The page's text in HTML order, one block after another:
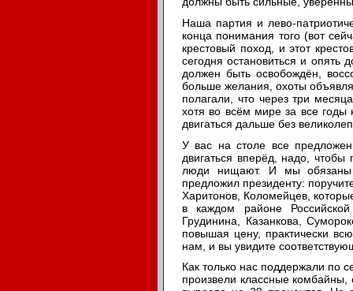
Наша партия и лево-
конца понимания того (вот
крестовый поход, и этот
сегодня остановиться и опять
должен быть освобождён,
больше желания, охоты
полагали, что через три
хотя во всём мире за все
двигаться дальше без
У вас на столе все
двигаться вперёд, надо, чтобы
люди нищают. И мы обязаны
предложил президенту:
Харитонов, Коломейцев,
в каждом районе
Грудинина, Казанкова,
повышая цену, практически
нам, и вы увидите
Как только нас поддержали по
произвели классные